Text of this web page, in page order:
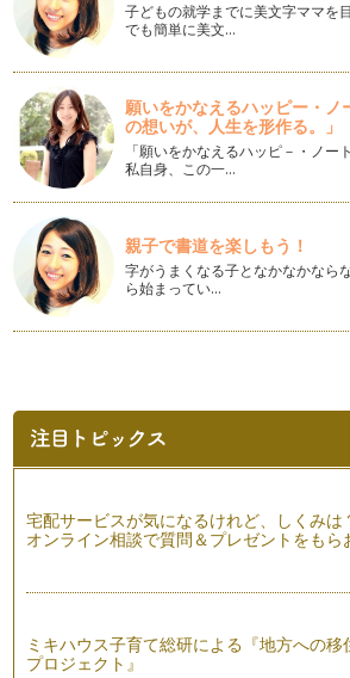
紅茶の保管方法と賞味期限について
紅茶教室をしていますと紅茶についての様
す。今回は特に多かった紅茶の賞味期限…
桜咲く「SAKURAミルクティー」の作り方
桜のシーズンはワクワクすることが沢山
よいよ入園です。そんな新しい季節を…
和菓子によく合う紅茶-ヌワラエリア-
新しい年になり、和風の伝統行事が続きま
ぎれば、春はもうすぐそこです。今回…
子連れでアフタヌーンティーを楽しむ方法
気分転換に子連れで外出や旅行をしたも
ロイヤルミルクティーはたっぷりの牛乳を
メニューです。「ロイヤル」という名…
「祁門（キーマン/キーモン）」は中国は
あり、紅茶の発祥地と言われています…
オレンジペコという名の紅茶がオレンジ
紅茶好きの方に「オレンジペコという紅
子どもの就学までに美文字ママ
でも簡単に美文…
願いをかなえるハッピー・
の想いが、人生を形作る。」
「願いをかなえるハッピ－・ノー
私自身、この一…
親子で書道を楽しもう！
字がうまくなる子となかなかなら
ら始まってい…
宅配サービスが気になるけれど、しくみは
オンライン相談で質問＆プレゼントをもら
ミキハウス子育て総研による『地方への移
プロジェクト』